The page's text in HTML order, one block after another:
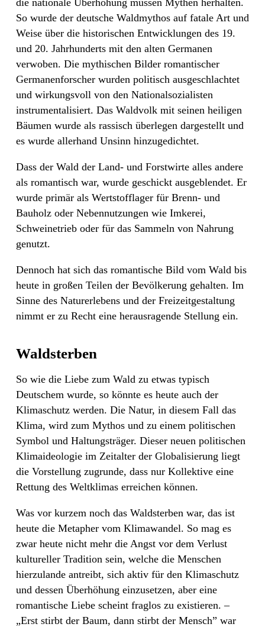
So wurde der deutsche Waldmythos auf fatale Art und
Weise über die historischen Entwicklungen des 19.
und 20. Jahrhunderts mit den alten Germanen
verwoben. Die mythischen Bilder romantischer
Germanenforscher wurden politisch ausgeschlachtet
und wirkungsvoll von den Nationalsozialisten
instrumentalisiert. Das Waldvolk mit seinen heiligen
Bäumen wurde als rassisch überlegen dargestellt und
es wurde allerhand Unsinn hinzugedichtet.
Dass der Wald der Land- und Forstwirte alles andere
als romantisch war, wurde geschickt ausgeblendet. Er
wurde primär als Wertstofflager für Brenn- und
Bauholz oder Nebennutzungen wie Imkerei,
Schweinetrieb oder für das Sammeln von Nahrung
genutzt.
Dennoch hat sich das romantische Bild vom Wald bis
heute in großen Teilen der Bevölkerung gehalten. Im
Sinne des Naturerlebens und der Freizeitgestaltung
nimmt er zu Recht eine herausragende Stellung ein.
Waldsterben
So wie die Liebe zum Wald zu etwas typisch
Deutschem wurde, so könnte es heute auch der
Klimaschutz werden. Die Natur, in diesem Fall das
Klima, wird zum Mythos und zu einem politischen
Symbol und Haltungsträger. Dieser neuen politischen
Klimaideologie im Zeitalter der Globalisierung liegt
die Vorstellung zugrunde, dass nur Kollektive eine
Rettung des Weltklimas erreichen können.
Was vor kurzem noch das Waldsterben war, das ist
heute die Metapher vom Klimawandel. So mag es
zwar heute nicht mehr die Angst vor dem Verlust
kultureller Tradition sein, welche die Menschen
hierzulande antreibt, sich aktiv für den Klimaschutz
und dessen Überhöhung einzusetzen, aber eine
romantische Liebe scheint fraglos zu existieren. –
„Erst stirbt der Baum, dann stirbt der Mensch” war